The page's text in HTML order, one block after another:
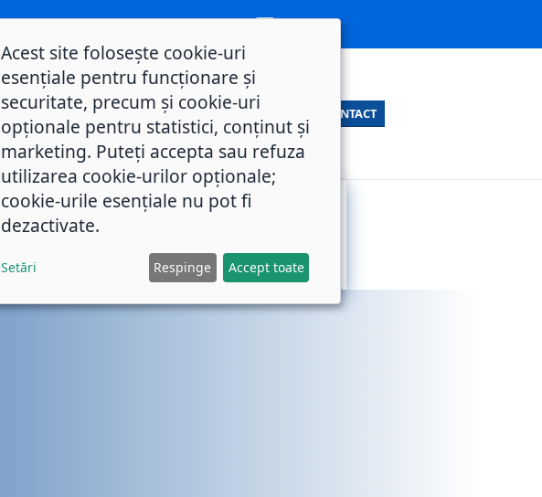
CONTACT
INTEGRITATE
Acest site folosește cookie-uri
esențiale pentru funcționare și
securitate, precum și cookie-uri
opționale pentru statistici, conținut și
marketing. Puteți accepta sau refuza
utilizarea cookie-urilor opționale;
cookie-urile esențiale nu pot fi
dezactivate.
Setări Respinge Accept toate